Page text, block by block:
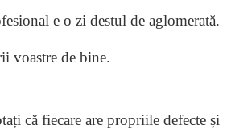
e o zi destul de aglomerată.
voastre de bine.
că fiecare are propriile defecte și